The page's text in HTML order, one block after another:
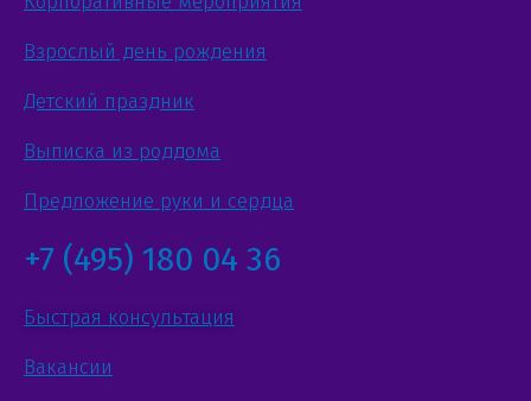
Взрослый день рождения
Детский праздник
Выписка из роддома
Предложение руки и сердца
+7 (495) 180 04 36
Быстрая консультация
Вакансии